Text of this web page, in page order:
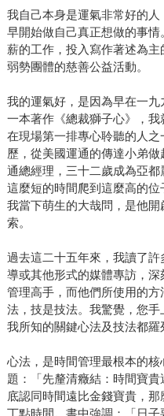
我自己本身是運氣非常好的
早開始做自己真正想做的事
薪的工作，投入寫作著述為
弱勢團體的慈善公益活動。
我的運氣好，是因為早在一
一本著作《總裁獅子心》，
在現場第一排專心聆聽的人
歷，從美國運通的傳達小弟
通總經理，三十二歲成為亞
這麼短的時間爬到這麼高的
我當下萌生的大哉問，是他
索。
過去這二十五年來，我讀了
導或其他形式的媒體專訪，
管理高手，而他們所使用的
法，技是技法。我驚覺，您
我所知的關鍵心法及技法都羅
心法，是時間管理最根本的
題：「先釐清癥結：時間寶
底認同時間遠比金錢寶貴，
丁點時間。書中強調：「日